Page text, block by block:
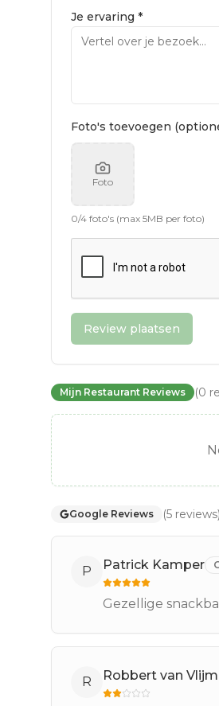
Je ervaring *
Foto's toevoegen
Foto
0/4 foto's (max 5MB per foto)
Review plaatsen
Mijn Restaurant Reviews (0
Google Reviews (5 reviews)
P Patrick Kamper
Gezellige
R Robbert van